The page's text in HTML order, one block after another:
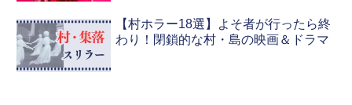
【村ホラー18選】よそ者が行ったら終
わり！閉鎖的な村・島の映画＆ドラマ